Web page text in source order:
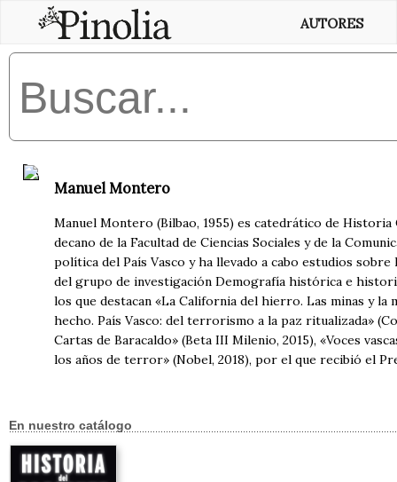
AUTORES
Manuel Montero
Manuel Montero (Bilbao, 1955) es catedrático de
decano de la Facultad de Ciencias Sociales y de la
política del País Vasco y ha llevado a cabo estudios
del grupo de investigación Demografía histórica e
los que destacan «La California del hierro. Las minas y la
hecho. País Vasco: del terrorismo a la paz ritualizada»
Cartas de Baracaldo» (Beta III Milenio, 2015), «Voces
los años de terror» (Nobel, 2018), por el que recibió el
En nuestro catálogo